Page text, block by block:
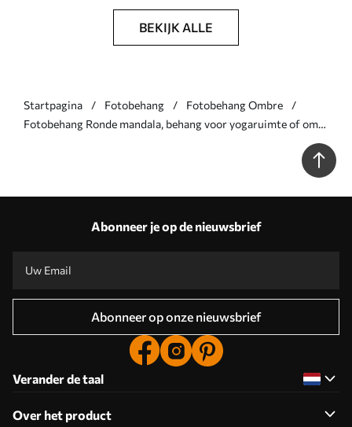
BEKIJK ALLE
Startpagina Fotobehang
Fotobehang Ombre
Fotobehang Ronde mandala, behang voor yogaruimte of om
persoonlijke ruimte te harmoniseren. Muurmandala in warme
Abonneer je op de nieuwsbrief
Abonneer op onze nieuwsbrief
Verander de taal
Over het product